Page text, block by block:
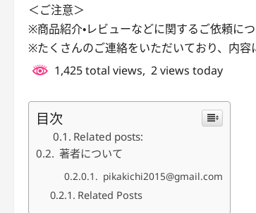
＜ご注意＞
※商品紹介・レビューなどに関するご依頼に
※たくさんのご連絡をいただいており、内容
1,425 total views, 2 views today
目次
Related posts:
著者について
pikakichi2015@gmail.com
Related Posts